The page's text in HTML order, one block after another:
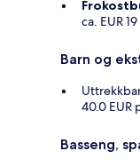
ca. EUR
Barn og
40.0 EUR
Basseng,